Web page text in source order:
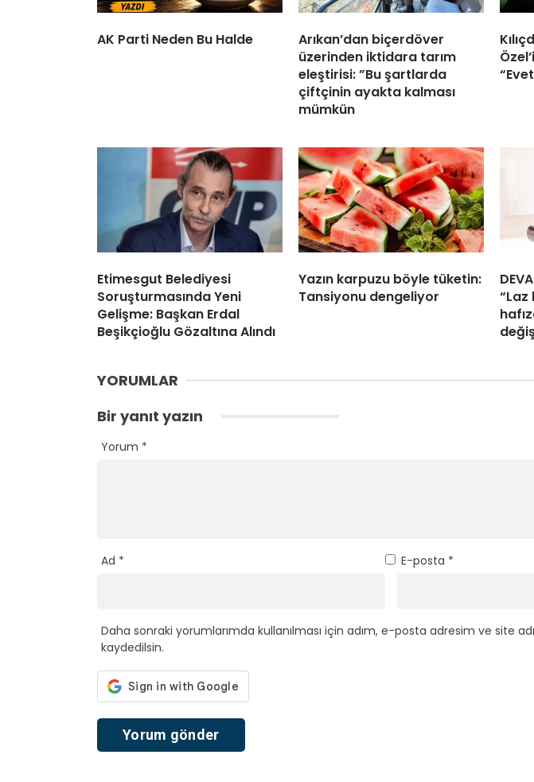
AK Parti Neden Bu Halde
Arıkan’dan biçerdöver
üzerinden iktidara tarım
eleştirisi: ”Bu şartlarda
çiftçinin ayakta kalması
mümkün
Etimesgut Belediyesi
Soruşturmasında Yeni
Gelişme: Başkan Erdal
Beşikçioğlu Gözaltına Alındı
Yazın karpuzu böyle tüketin:
Tansiyonu dengeliyor
“Laz
YORUMLAR
Bir yanıt yazın
Yorum *
Ad * E-posta *
Daha sonraki yorumlarımda kullanılması için adım, e-posta adresim ve site
kaydedilsin.